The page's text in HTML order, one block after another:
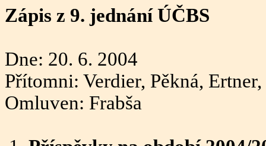
Zápis z 9. jednání ÚČBS
Dne: 20. 6. 2004
Přítomni: Verdier, Pěkná,
Omluven: Frabša